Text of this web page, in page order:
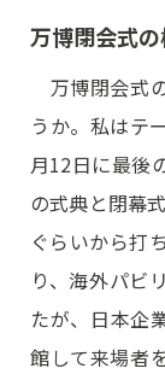
万博閉会式
万博閉会式
うか。私はテ
月12日に最後
の式典と閉幕
ぐらいから打
り、海外パビ
たが、日本企
館して来場者